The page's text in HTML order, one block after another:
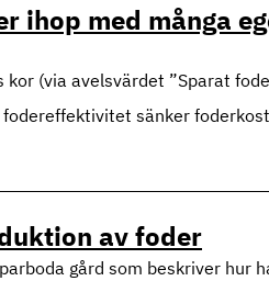
ihop med många
(via avelsvärdet ”Sparat
sänker
av foder
gård som beskriver hur